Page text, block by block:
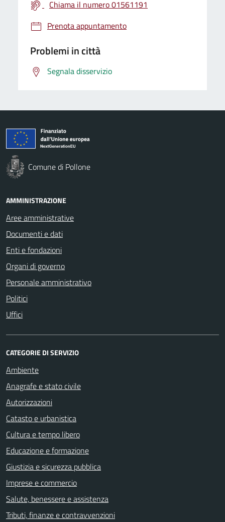
Chiama il numero 01561191
Prenota appuntamento
Problemi in città
Segnala disservizio
Comune di Pollone
AMMINISTRAZIONE
Aree amministrative
Documenti e dati
Enti e fondazioni
Organi di governo
Personale amministrativo
Politici
Uffici
CATEGORIE DI SERVIZIO
Ambiente
Anagrafe e stato civile
Autorizzazioni
Catasto e urbanistica
Cultura e tempo libero
Educazione e formazione
Giustizia e sicurezza pubblica
Imprese e commercio
Salute, benessere e assistenza
Tributi, finanze e contravvenzioni